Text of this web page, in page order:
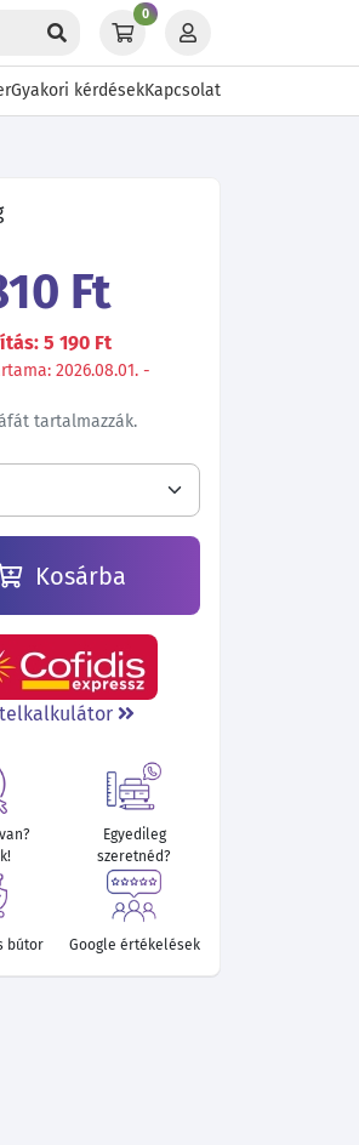
0
Gyakori kérdésekKapcsolat
Ft
5 190 Ft
2026.08.01. -
tartalmazzák.
Kosárba
Egyedileg
szeretnéd?
bútor Google értékelések